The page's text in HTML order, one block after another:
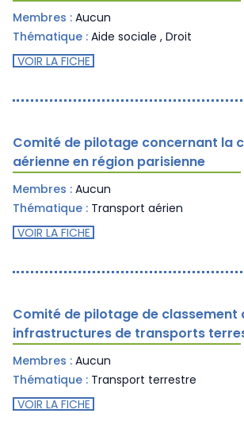
Membres : Aucun
Thématique : Aide sociale , Droit
VOIR LA FICHE
Comité de pilotage concernant la
aérienne en région parisienne
Membres : Aucun
Thématique : Transport aérien
VOIR LA FICHE
Comité de pilotage de classement
infrastructures de transports
Membres : Aucun
Thématique : Transport terrestre
VOIR LA FICHE